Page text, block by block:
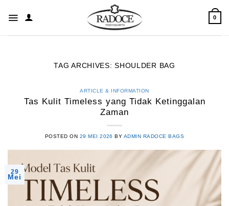
content
0
TAG ARCHIVES:SHOULDER BAG
ARTICLE & INFORMATION
Tas Kulit Timeless yang Tidak Ketinggalan
Zaman
POSTED ON 29 MEI 2026 BY ADMIN RADOCE BAGS
29
Mei